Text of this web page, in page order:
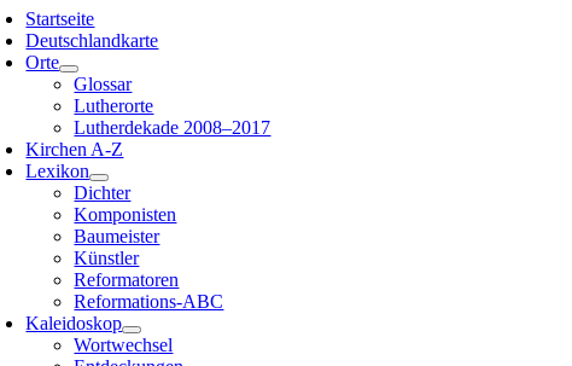
Startseite
Deutschlandkarte
Orte
Glossar
Lutherorte
Lutherdekade 2008–2017
Kirchen A-Z
Lexikon
Dichter
Komponisten
Baumeister
Künstler
Reformatoren
Reformations-ABC
Kaleidoskop
Wortwechsel